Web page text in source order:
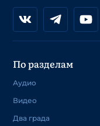
По разделам
Аудио
Видео
Два града